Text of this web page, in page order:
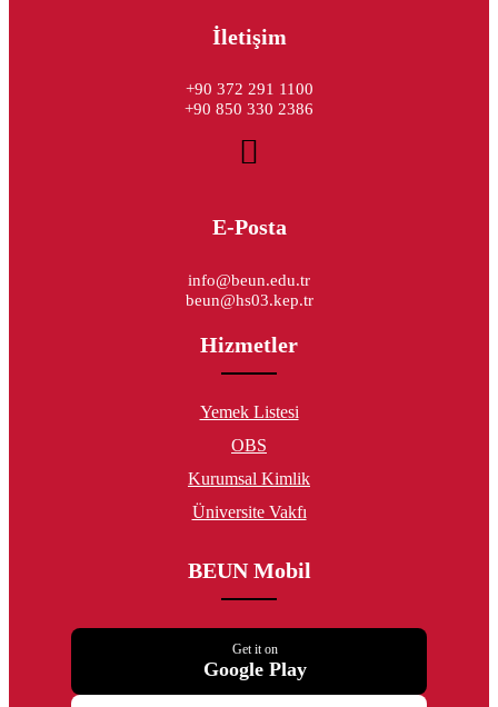
İletişim
+90 372 291 1100
+90 850 330 2386
E-Posta
info@beun.edu.tr
beun@hs03.kep.tr
Hizmetler
Yemek Listesi
OBS
Kurumsal Kimlik
Üniversite Vakfı
BEUN Mobil
Get it on
Google Play